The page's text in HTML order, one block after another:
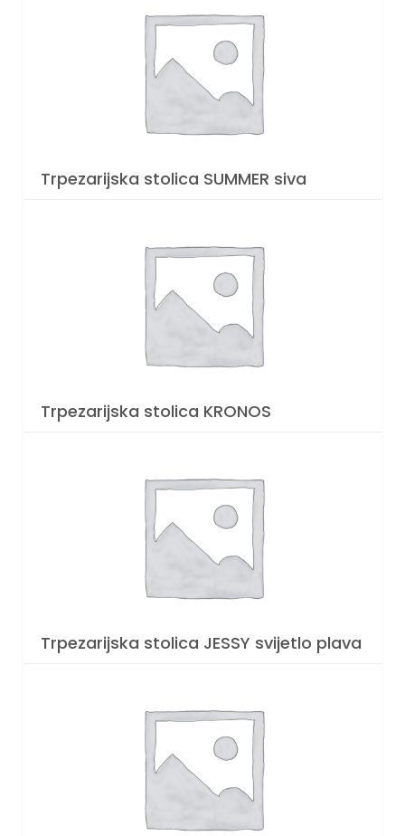
Trpezarijska stolica SUMMER siva
Trpezarijska stolica KRONOS
Trpezarijska stolica JESSY svijetlo plava